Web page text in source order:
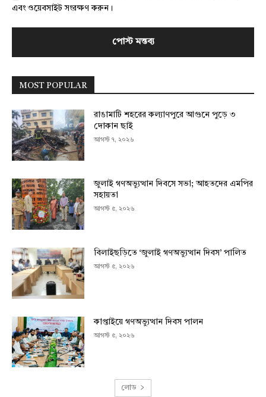
এবং ওয়েবসাইট সংরক্ষণ করুন।
MOST POPULAR
রাঙামাটি শহরের কল্যাণপুরে আগুনে পুড়ে ৩
দোকান ছাই
আগস্ট ৭, ২০২৬
জুলাই গণঅভ্যুত্থান দিবসে সভা; আহতদের এমপির
সহায়তা
আগস্ট ৫, ২০২৬
বিলাইছড়িতে ‘জুলাই গণঅভ্যুত্থান দিবস’ পালিত
আগস্ট ৫, ২০২৬
কাপ্তাইয়ে গণঅভ্যুত্থান দিবস পালন
আগস্ট ৫, ২০২৬
লোড